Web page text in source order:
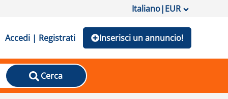
Italiano|EUR
Accedi | Registrati Inserisci un annuncio!
Cerca